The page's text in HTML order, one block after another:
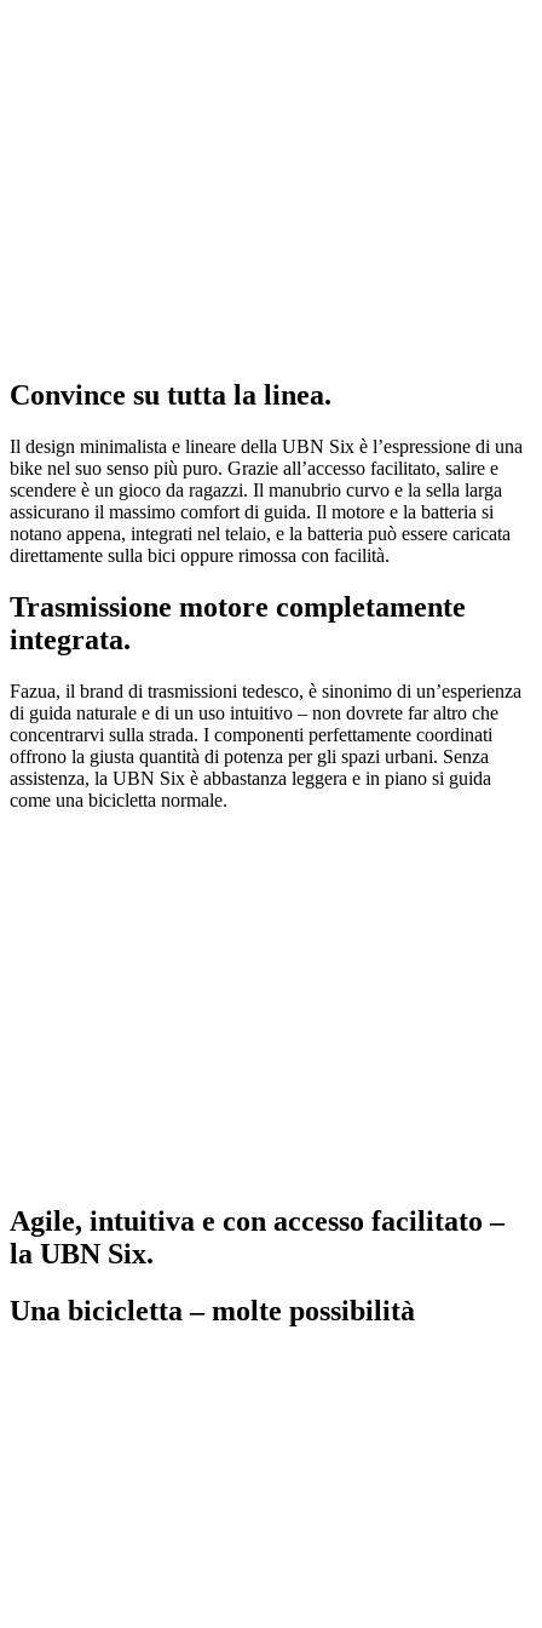
Convince su tutta la linea.
Il design minimalista e lineare della UBN Six è l’espressione di una
bike nel suo senso più puro. Grazie all’accesso facilitato, salire e
scendere è un gioco da ragazzi. Il manubrio curvo e la sella larga
assicurano il massimo comfort di guida. Il motore e la batteria si
notano appena, integrati nel telaio, e la batteria può essere caricata
direttamente sulla bici oppure rimossa con facilità.
Trasmissione motore completamente
integrata.
Fazua, il brand di trasmissioni tedesco, è sinonimo di un’esperienza
di guida naturale e di un uso intuitivo – non dovrete far altro che
concentrarvi sulla strada. I componenti perfettamente coordinati
offrono la giusta quantità di potenza per gli spazi urbani. Senza
assistenza, la UBN Six è abbastanza leggera e in piano si guida
come una bicicletta normale.
Agile, intuitiva e con accesso facilitato –
la UBN Six.
Una bicicletta – molte possibilità